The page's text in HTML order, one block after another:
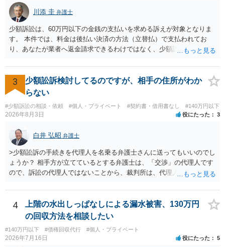
求めるものにすぎません。貴殿の仕入先との取引関係や返金時期など
の内部事情は、私に対する返還義務の発生や履行時期には何ら影響を
及ぼすものではありません。 これ以上、本件の解決を不必要に遅延さ
せることなく、誠意をもって速やかに返金手続を履行されるよう、強
く求めます。 以上
川添 圭 弁護士
少額訴訟は、60万円以下の金銭の支払いを求める訴えが対象となりま
す。 本件では、料金は後払い決済の方法（立替払）で支払われてお
り、あなたが業者へ返金請求できるわけではなく、少額訴訟は使えな
在確認請求訴訟を提起することも考えられますが、まずは後払い決済
業者へ（原契約のクーリング・オフの証拠の写しとともに）支払拒絶
の通知書を送り、もし訴訟や支払督促を行ってきた場合には全面的に
争う、というやり方がベターではないかと思います。弁護士会の相談
センター等で、消費者問題に強い弁護士（消費者保護委員会に所属し
ているなど）へ相談されることをお勧めします。
3
少額訟訴検討してるのですが、相手の住所がわか
らない
#少額訴訟の相談・依頼 #個人・プライベート #契約書・借用書なし #140万円以下
2026年8月3日 役にたった 3
白井 弘昭 弁護士
>少額訟訴の手続きを代理人を名乗る弁護士さんに送ってもいいのでし
ょうか？ 相手方が立てているとする弁護士は、「交渉」の代理人です
ので、訴訟の代理人ではないことから、裁判所は、代理人宛ての訴状
ている場合は、相手方（被告）の住所で訴状を作成提出し、裁判所に
代理人が就いていたことを知らせると（訴状の記載内容から明らかな
場合も）、裁判所が当該代理人弁護士に事前連絡し、引き続き訴訟も
受任するかを聞いたうえで、受任の意志が明らかになったところで、
直接被告に送達するのではなく、代理人に訴状の受領を促すこともあ
ります。 ラインのやり取りでしか証拠がないと、実際の本人性が明ら
4
上階の水出しっぱなしによる漏水被害、130万円
の回収方法を相談したい
#140万円以下 #債権回収代行 #個人・プライベート
2026年7月16日 役にたった 5